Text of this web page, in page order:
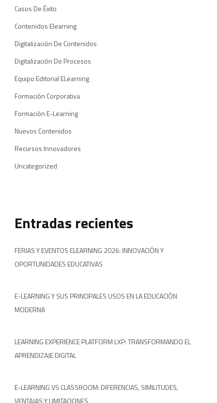
Casos De Éxito
Contenidos Elearning
Digitalización De Contenidos
Digitalización De Procesos
Equipo Editorial ELearning
Formación Corporativa
Formación E-Learning
Nuevos Contenidos
Recursos Innovadores
Uncategorized
Entradas recientes
FERIAS Y EVENTOS ELEARNING 2026: INNOVACIÓN Y
OPORTUNIDADES EDUCATIVAS
E-LEARNING Y SUS PRINCIPALES USOS EN LA EDUCACIÓN
MODERNA
LEARNING EXPERIENCE PLATFORM LXP: TRANSFORMANDO EL
APRENDIZAJE DIGITAL
E-LEARNING VS CLASSROOM: DIFERENCIAS, SIMILITUDES,